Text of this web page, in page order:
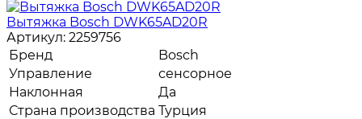
Вытяжка Bosch DWK65AD20R
Артикул: 2259756
Бренд
Bosch
Управление
сенсорное
Наклонная
Да
Страна производства Турция